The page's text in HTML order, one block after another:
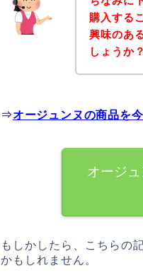
購入する
興味のあ
しょうか？
⇒オージュンヌの商品を
オージ
もしかしたら、こちらの
かもしれません。